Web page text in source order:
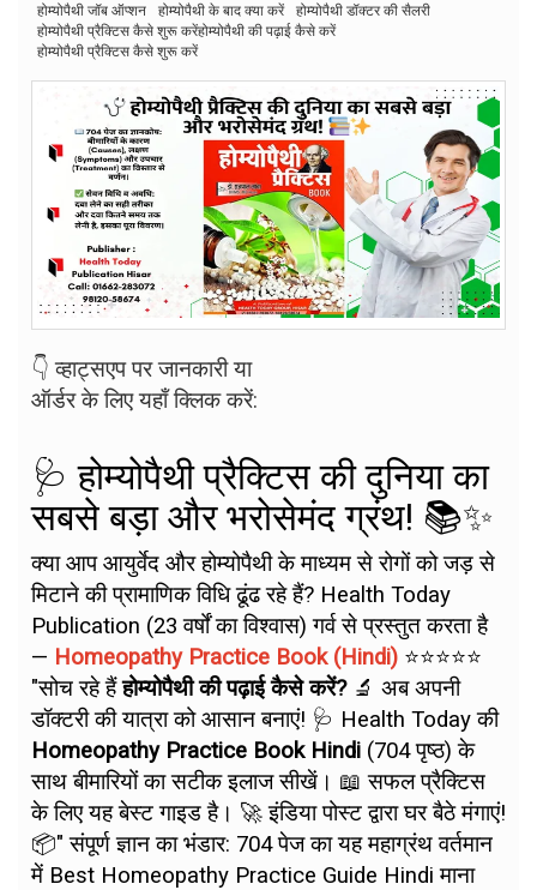
होम्योपैथी जॉब ऑप्शन
होम्योपैथी के बाद क्या करें
होम्योपैथी डॉक्टर की सैलरी
होम्योपैथी प्रैक्टिस कैसे शुरू करेंहोम्योपैथी की पढ़ाई कैसे करें
होम्योपैथी प्रैक्टिस कैसे शुरू करें
👇 व्हाट्सएप पर जानकारी या
ऑर्डर के लिए यहाँ क्लिक करें:
🩺 होम्योपैथी प्रैक्टिस की दुनिया का
सबसे बड़ा और भरोसेमंद ग्रंथ! 📚✨
क्या आप आयुर्वेद और होम्योपैथी के माध्यम से रोगों को जड़ से
मिटाने की प्रामाणिक विधि ढूंढ रहे हैं? Health Today
Publication (23 वर्षों का विश्वास) गर्व से प्रस्तुत करता है
— Homeopathy Practice Book (Hindi) ⭐⭐⭐⭐⭐
"सोच रहे हैंहोम्योपैथी की पढ़ाई कैसे करें?🔬 अब अपनी
डॉक्टरी की यात्रा को आसान बनाएं! 🩺 Health Today की
Homeopathy Practice Book Hindi (704 पृष्ठ) के
साथ बीमारियों का सटीक इलाज सीखें। 📖 सफल प्रैक्टिस
के लिए यह बेस्ट गाइड है। 🚀 इंडिया पोस्ट द्वारा घर बैठे मंगाएं!
📦" संपूर्ण ज्ञान का भंडार: 704 पेज का यह महाग्रंथ वर्तमान
में Best Homeopathy Practice Guide Hindi माना